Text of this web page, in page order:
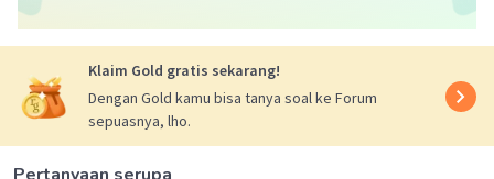
2, 3]
Transformasi Fungsi
penerapan aturan matematika (seperti
penambahan atau pengalian konstanta)
Klaim Gold gratis sekarang!
Dengan Gold kamu bisa tanya soal ke Forum
sepuasnya, lho.